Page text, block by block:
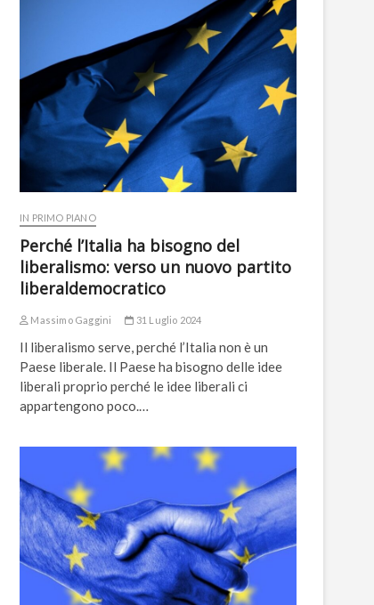
IN PRIMO PIANO
Perché l’Italia ha bisogno del
liberalismo: verso un nuovo partito
liberaldemocratico
Massimo Gaggini 31 Luglio 2024
Il liberalismo serve, perché l’Italia non è un
Paese liberale. Il Paese ha bisogno delle idee
liberali proprio perché le idee liberali ci
appartengono poco.…